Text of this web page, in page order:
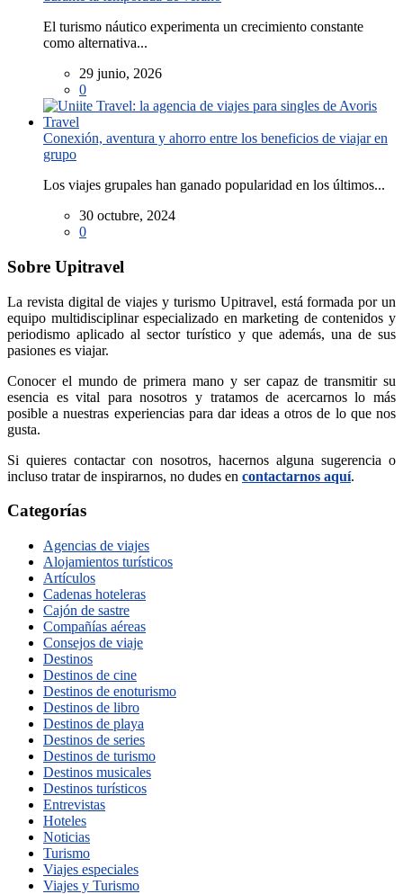
El turismo náutico experimenta un crecimiento constante
como alternativa...
29 junio, 2026
0
Conexión, aventura y ahorro entre los beneficios de viajar en
grupo
Los viajes grupales han ganado popularidad en los últimos...
30 octubre, 2024
0
Sobre Upitravel
La revista digital de viajes y turismo Upitravel, está formada por un
equipo multidisciplinar especializado en marketing de contenidos y
periodismo aplicado al sector turístico y que además, una de sus
pasiones es viajar.
Conocer el mundo de primera mano y ser capaz de transmitir su
esencia es vital para nosotros y tratamos de acercarnos lo más
posible a nuestras experiencias para dar ideas a otros de lo que nos
gusta.
Si quieres contactar con nosotros, hacernos alguna sugerencia o
incluso tratar de inspirarnos, no dudes en contactarnos aquí.
Categorías
Agencias de viajes
Alojamientos turísticos
Artículos
Cadenas hoteleras
Cajón de sastre
Compañías aéreas
Consejos de viaje
Destinos
Destinos de cine
Destinos de enoturismo
Destinos de libro
Destinos de playa
Destinos de series
Destinos de turismo
Destinos musicales
Destinos turísticos
Entrevistas
Hoteles
Noticias
Turismo
Viajes especiales
Viajes y Turismo